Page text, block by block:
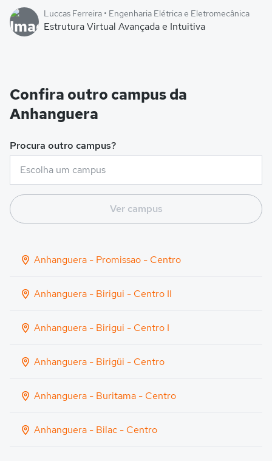
Luccas Ferreira • Engenharia Elétrica e Eletromecânica
Estrutura Virtual Avançada e Intuitiva
Confira outro campus da
Anhanguera
Procura outro campus?
Ver campus
Anhanguera - Promissao - Centro
Anhanguera - Birigui - Centro II
Anhanguera - Birigui - Centro I
Anhanguera - Birigüi - Centro
Anhanguera - Buritama - Centro
Anhanguera - Bilac - Centro